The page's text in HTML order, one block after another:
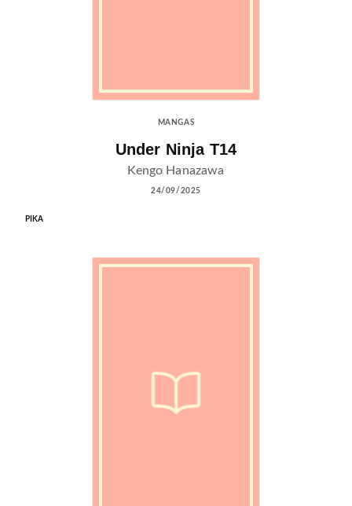
MANGAS
Under Ninja T14
Kengo Hanazawa
24/09/2025
PIKA